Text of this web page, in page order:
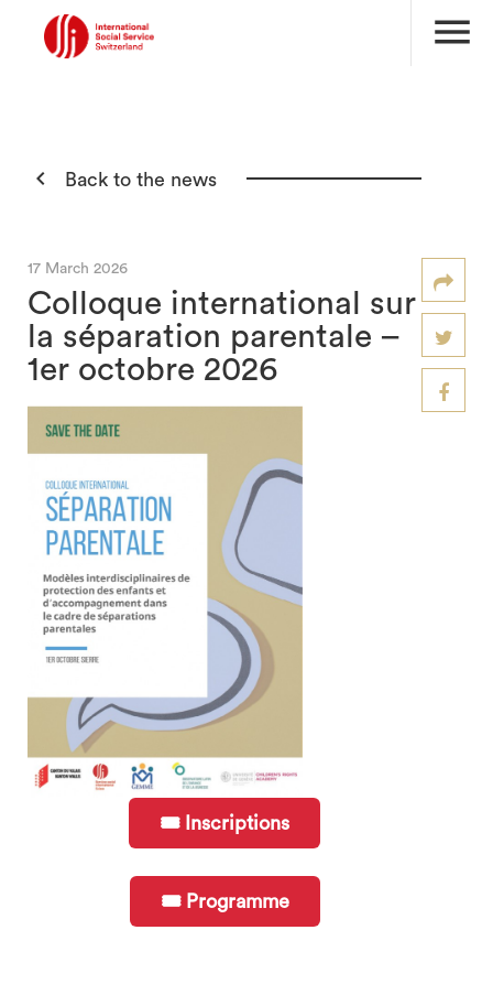
menu
 Back to the news
17 March 2026
Colloque international sur
la séparation parentale –
1er octobre 2026
🎟 Inscriptions
🎟 Programme